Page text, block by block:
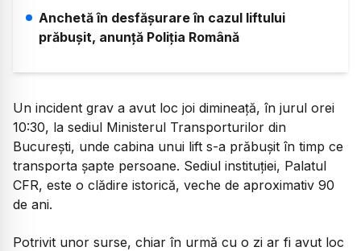
Anchetă în desfășurare în cazul liftului
prăbușit, anunță Poliția Română
Un incident grav a avut loc joi dimineață, în jurul orei
10:30, la sediul Ministerul Transporturilor din
București, unde cabina unui lift s-a prăbușit în timp ce
transporta șapte persoane. Sediul instituției, Palatul
CFR, este o clădire istorică, veche de aproximativ 90
de ani.
Potrivit unor surse, chiar în urmă cu o zi ar fi avut loc